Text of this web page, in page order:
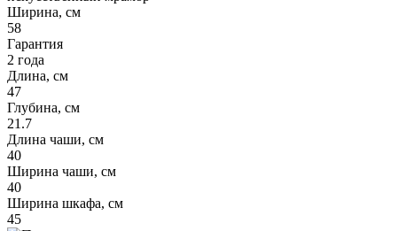
Ширина, см
58
Гарантия
2 года
Длина, см
47
Глубина, см
21.7
Длина чаши, см
40
Ширина чаши, см
40
Ширина шкафа, см
45